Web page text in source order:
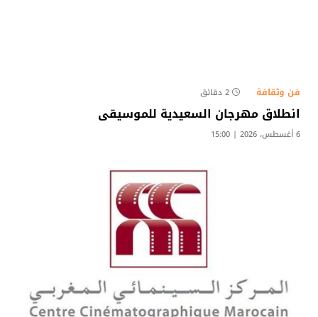
فن وثقافة 2 دقائق
انطلاق مهرجان السعيدية للموسيقى
6 أغسطس، 2026 | 15:00